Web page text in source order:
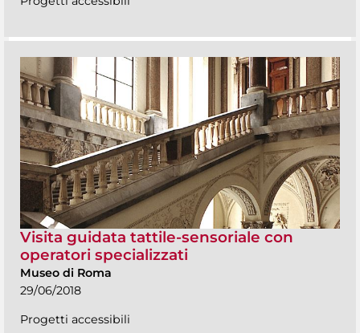
Visita guidata tattile-sensoriale con
operatori specializzati
Museo di Roma
29/06/2018
Progetti accessibili